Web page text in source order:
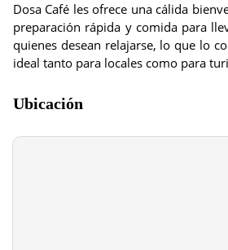
Dosa Café les ofrece una cálida
preparación rápida y comida para
quienes desean relajarse, lo que lo
ideal tanto para locales como para
Ubicación